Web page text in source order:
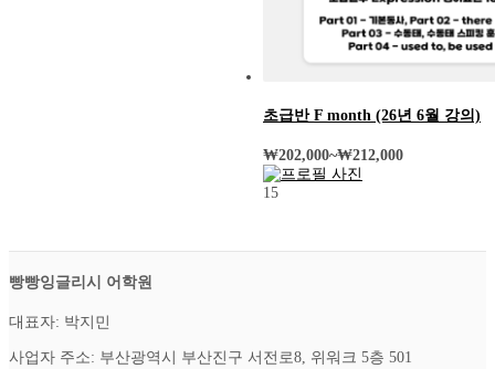
초급반 F month (26년 6월 강의)
₩202,000~₩212,000
15
빵빵잉글리시 어학원
대표자: 박지민
사업자 주소: 부산광역시 부산진구 서전로8, 위워크 5층 501